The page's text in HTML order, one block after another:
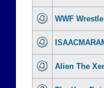
WWF
Alien The